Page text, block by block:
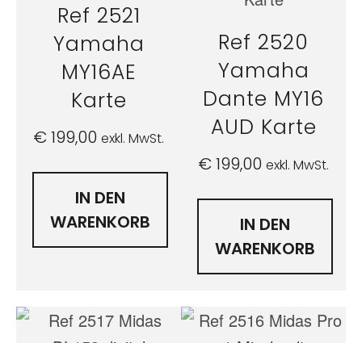
Ref 2521
Yamaha
MY16AE
Karte
€199,00 exkl. MwSt.
IN DEN
WARENKORB
Ref 2520
Yamaha
Dante MY16
AUD Karte
€199,00 exkl. MwSt.
IN DEN
WARENKORB